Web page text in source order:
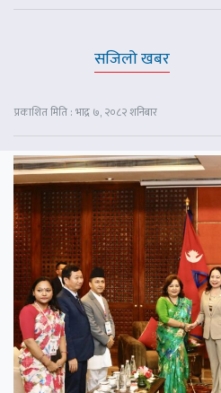
सजिलो खबर
प्रकाशित मिति : भाद्र ७, २०८२ शनिबार